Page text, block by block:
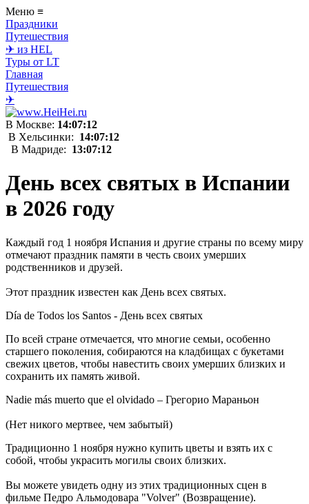
Меню ≡
Праздники
Путешествия
✈ из HEL
Туры от LT
Главная
Путешествия
✈
В Москве: 14:07:12
В Хельсинки: 14:07:12
В Мадриде: 13:07:12
День всех святых в Испании
в 2026 году
Каждый год 1 ноября Испания и другие страны по всему миру
отмечают праздник памяти в честь своих умерших
родственников и друзей.
Этот праздник известен как День всех святых.
Día de Todos los Santos - День всех святых
По всей стране отмечается, что многие семьи, особенно
старшего поколения, собираются на кладбищах с букетами
свежих цветов, чтобы навестить своих умерших близких и
сохранить их память живой.
Nadie más muerto que el olvidado – Грегорио Мараньон
(Нет никого мертвее, чем забытый)
Традиционно 1 ноября нужно купить цветы и взять их с
собой, чтобы украсить могилы своих близких.
Вы можете увидеть одну из этих традиционных сцен в
фильме Педро Альмодовара "Volver" (Возвращение).